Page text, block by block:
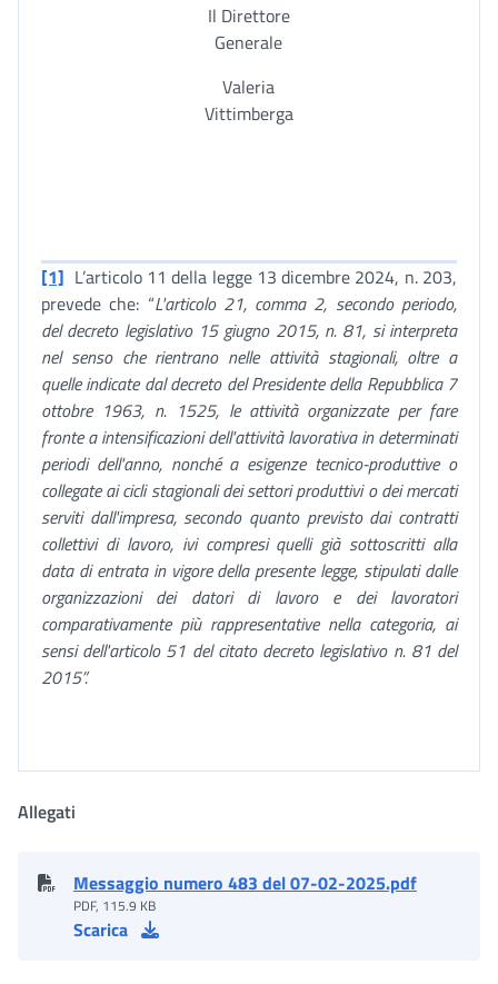
Il Direttore
Generale
Valeria
Vittimberga
[1] L’articolo 11 della legge 13 dicembre 2024, n. 203,
prevede che: “L'articolo 21, comma 2, secondo periodo,
del decreto legislativo 15 giugno 2015, n. 81, si interpreta
nel senso che rientrano nelle attività stagionali, oltre a
quelle indicate dal decreto del Presidente della Repubblica 7
ottobre 1963, n. 1525, le attività organizzate per fare
fronte a intensificazioni dell'attività lavorativa in determinati
periodi dell'anno, nonché a esigenze tecnico-produttive o
collegate ai cicli stagionali dei settori produttivi o dei mercati
serviti dall'impresa, secondo quanto previsto dai contratti
collettivi di lavoro, ivi compresi quelli già sottoscritti alla
data di entrata in vigore della presente legge, stipulati dalle
organizzazioni dei datori di lavoro e dei lavoratori
comparativamente più rappresentative nella categoria, ai
sensi dell'articolo 51 del citato decreto legislativo n. 81 del
2015”.
Allegati
Messaggio numero 483 del 07-02-2025.pdf
PDF, 115.9 KB
Scarica